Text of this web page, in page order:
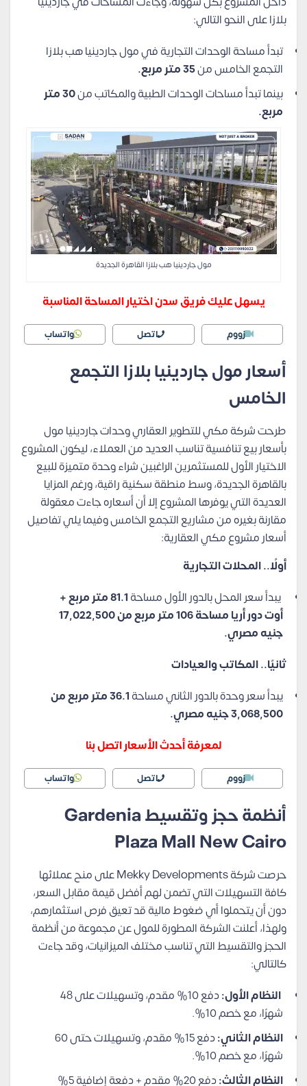
بلازا على النحو التالي:
تبدأ مساحة الوحدات التجارية في مول جاردينيا هب بلازا
التجمع الخامس من
بينما تبدأ مساحات الوحدات الطبية والمكاتب من
30 متر
مربع.
مول جاردينيا هب بلازا القاهرة الجديدة
يسهل عليك فريق سدن اختيار المساحة المناسبة
زووم اتصل واتساب
أسعار مول جاردينيا بلازا التجمع
الخامس
طرحت شركة مكي للتطوير العقاري وحدات جاردينيا مول
بأسعار بيع تنافسية تناسب العديد من العملاء، ليكون المشروع
الاختيار الأول للمستثمرين الراغبين شراء وحدة متميزة للبيع
بالقاهرة الجديدة، وسط منطقة سكنية راقية، ورغم المزايا
العديدة التي يوفرها المشروع إلا أن أسعاره جاءت معقولة
مقارنة بغيره من مشاريع التجمع الخامس وفيما يلي تفاصيل
أسعار مشروع مكي العقارية:
أولًا.. المحلات التجارية
يبدأ سعر المحل بالدور الأول مساحة
.1 متر مربع +
أوت دور أريامساحة من 17,022,500
جنيه مصري.
ثانيًا.. المكاتب والعيادات
يبدأ سعر وحدة بالدور الثاني مساحة
من
3,068,500 جنيه مصري.
لمعرفة أحدث الأسعار اتصل بنا
زووم اتصل واتساب
أنظمة حجز وتقسيط Gardenia
Plaza Mall New Cairo
حرصت شركة Mekky Developments على منح عملائها
كافة التسهيلات التي تضمن لهم أفضل قيمة مقابل السعر،
دون أن يتحملوا أي ضغوط مالية قد تعيق فرص استثمارهم،
ولهذا، أعلنت الشركة المطورة للمول عن مجموعة من أنظمة
الحجز والتقسيط التي تناسب مختلف الميزانيات، وقد جاءت
كالتالي:
النظام الأول:
دفع 10% مقدم، وتسهيلات على 48
شهرًا، مع خصم 10%.
النظام الثاني:
دفع 15% مقدم، وتسهيلات حتى 60
شهرًا، مع خصم 10%.
النظام الثالث:
دفع 20% مقدم + دفعة إضافية 5%